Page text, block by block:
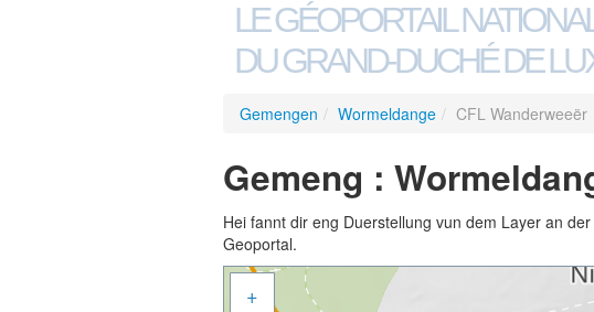
LE GÉOPORTAIL
DU GRAND-DUCHÉ DE
Gemengen / Wormeldange / CFL Wanderweeër
Gemeng :
Hei fannt dir eng Duerstellung vun dem Layer an
Geoportal.
+